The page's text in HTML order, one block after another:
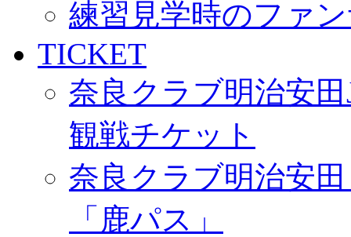
練習見学時のファ
TICKET
奈良クラブ明治安
観戦チケット
奈良クラブ明治安
「鹿パス」